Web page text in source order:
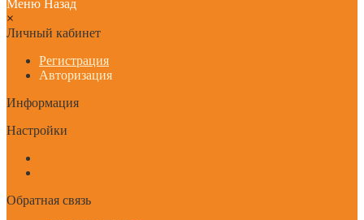
Меню Назад
×
Личный кабинет
Регистрация
Авторизация
Информация
Настройки
Обратная связь